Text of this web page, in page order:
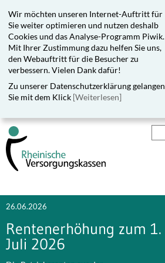
Wir möchten unseren Internet-Auftritt für
Sie weiter optimieren und nutzen deshalb
Cookies und das Analyse-Programm Piwik.
Mit Ihrer Zustimmung dazu helfen Sie uns,
den Webauftritt für die Besucher zu
verbessern. Vielen Dank dafür!
Zu unserer Datenschutzerklärung gelangen
Sie mit dem Klick [Weiterlesen]
26.06.2026
Rentenerhöhung zum 1.
Juli 2026